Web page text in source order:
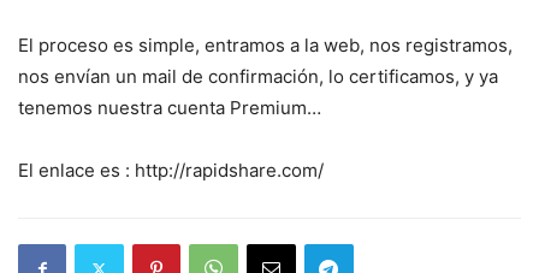
El proceso es simple, entramos a la web, nos registramos,
nos envían un mail de confirmación, lo certificamos, y ya
tenemos nuestra cuenta Premium…
El enlace es : http://rapidshare.com/